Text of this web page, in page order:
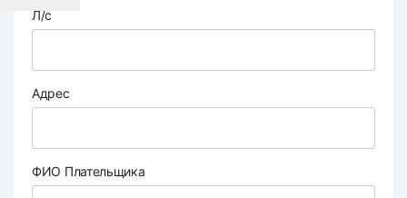
Л/с
Адрес
ФИО Плательщика